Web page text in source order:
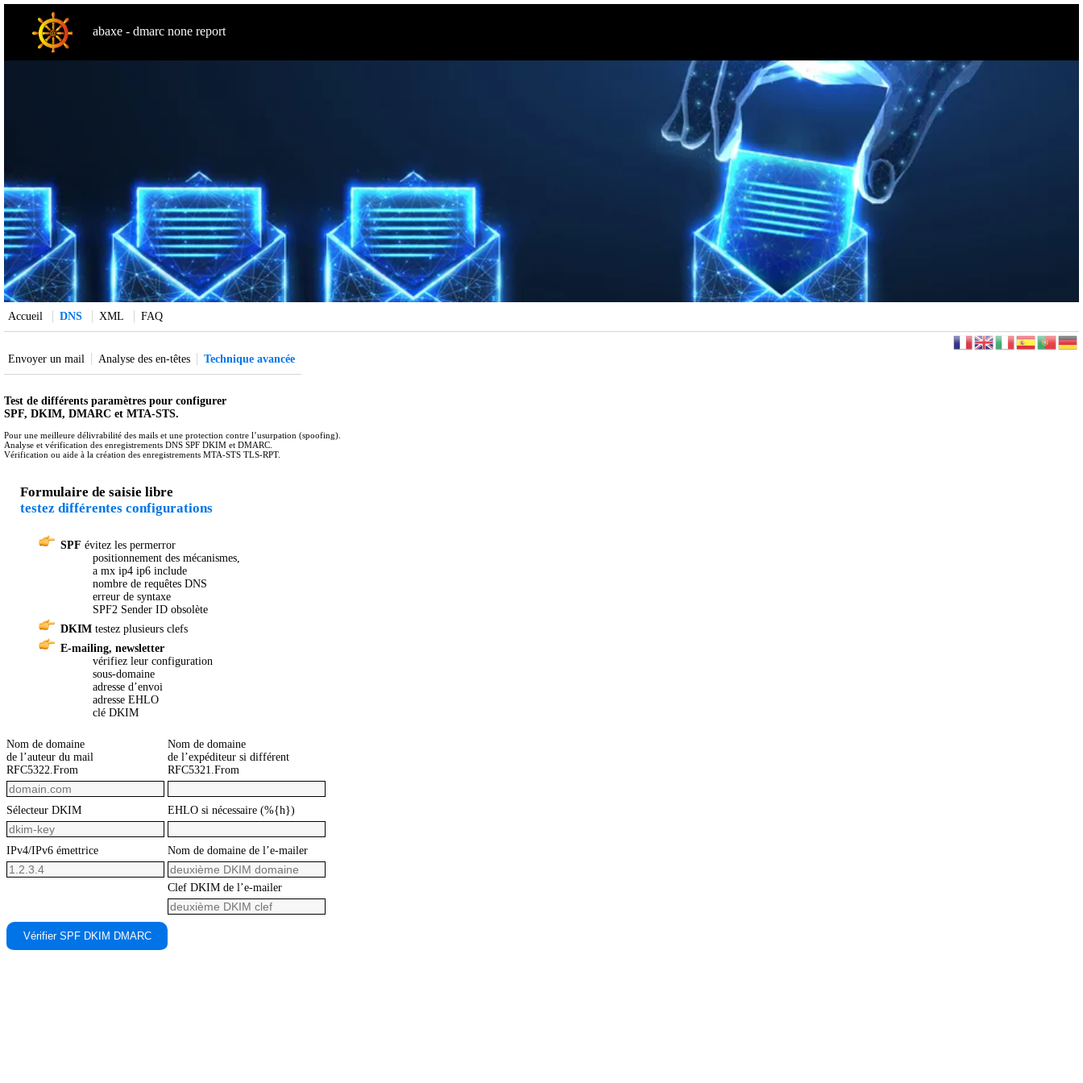
abaxe - dmarc none report
Accueil DNS XML FAQ
Envoyer un mail Analyse des en-têtes Technique avancée
Test de différents paramètres pour configurer
SPF, DKIM, DMARC et MTA-STS.
Pour une meilleure délivrabilité des mails et une protection contre l’usurpation (spoofing).
Analyse et vérification des enregistrements DNS SPF DKIM et DMARC.
Vérification ou aide à la création des enregistrements MTA-STS TLS-RPT.
Formulaire de saisie libre
testez différentes configurations
SPF évitez les permerror
positionnement des mécanismes,
a mx ip4 ip6 include
nombre de requêtes DNS
erreur de syntaxe
SPF2 Sender ID obsolète
DKIM testez plusieurs clefs
E-mailing, newsletter
vérifiez leur configuration
sous-domaine
adresse d’envoi
adresse EHLO
clé DKIM
Nom de domaine
de l’auteur du mail
RFC5322.From
Nom de domaine
de l’expéditeur si différent
RFC5321.From
Sélecteur DKIM EHLO si nécessaire (%{h})
IPv4/IPv6 émettrice Nom de domaine de l’e-mailer
Clef DKIM de l’e-mailer